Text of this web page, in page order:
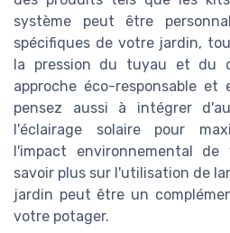
système peut être
spécifiques de votre jardin,
la pression du tuyau et du
approche éco-responsable et
pensez aussi à intégrer
l'éclairage solaire pour
l'impact environnemental
savoir plus sur l'utilisation de
jardin peut être un
votre potager.